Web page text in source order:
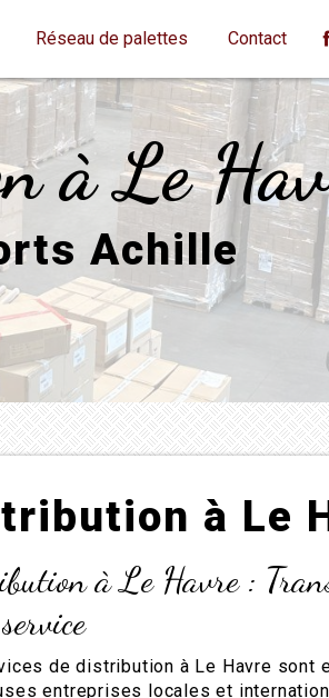
Réseau de palettes Contact
à Le
Achille
à Le
à Le Havre :
de distribution à Le Havre sont
entreprises locales et